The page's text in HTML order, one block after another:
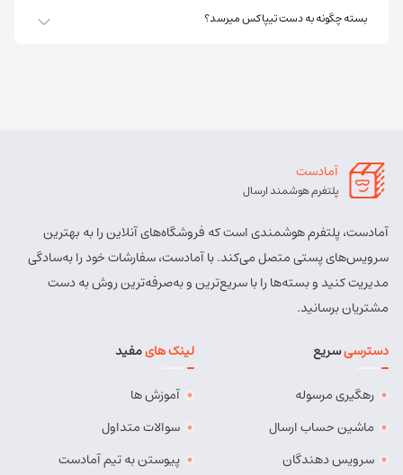
بسته چگونه به دست تیپاکس میرسد؟
آمادست
پلتفرم هوشمند ارسال
آمادست، پلتفرم هوشمندی است که فروشگاه‌های آنلاین را به بهترین
سرویس‌های پستی متصل می‌کند. با آمادست، سفارشات خود را به‌سادگی
مدیریت کنید و بسته‌ها را با سریع‌ترین و به‌صرفه‌ترین روش به دست
مشتریان برسانید.
دسترسیسریع
رهگیری مرسوله
ماشین حساب ارسال
سرویس دهندگان
لینک هایمفید
آموزش ها
سوالات متداول
پیوستن به تیم آمادست